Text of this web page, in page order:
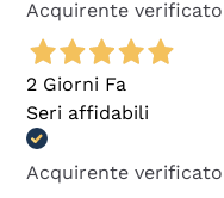
Acquirente verificato
2 Giorni Fa
Seri affidabili
Acquirente verificato